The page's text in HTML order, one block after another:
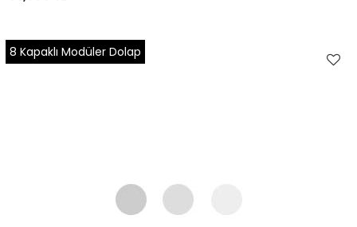
8 Kapaklı Modüler Dolap